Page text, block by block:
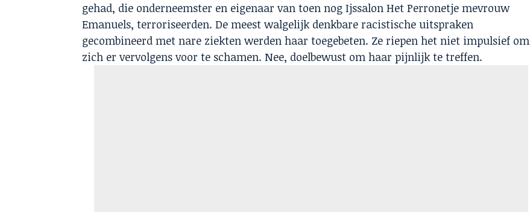
gehad, die onderneemster en eigenaar van toen nog Ijssalon Het Perronetje mevrouw
Emanuels, terroriseerden. De meest walgelijk denkbare racistische uitspraken
gecombineerd met nare ziekten werden haar toegebeten. Ze riepen het niet impulsief om
zich er vervolgens voor te schamen. Nee, doelbewust om haar pijnlijk te treffen.